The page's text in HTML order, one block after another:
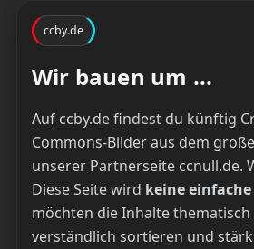
ccby.de
Wir bauen um ...
Auf ccby.de findest du künftig
Commons-Bilder aus dem
unserer Partnerseite ccnull.de.
Diese Seite wird keine
möchten die Inhalte
verständlich sortieren und